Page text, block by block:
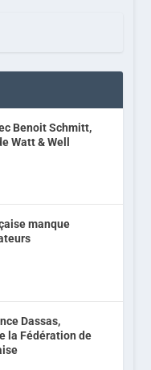
Benoit Schmitt,
Watt & Well
manque
Dassas,
la Fédération de